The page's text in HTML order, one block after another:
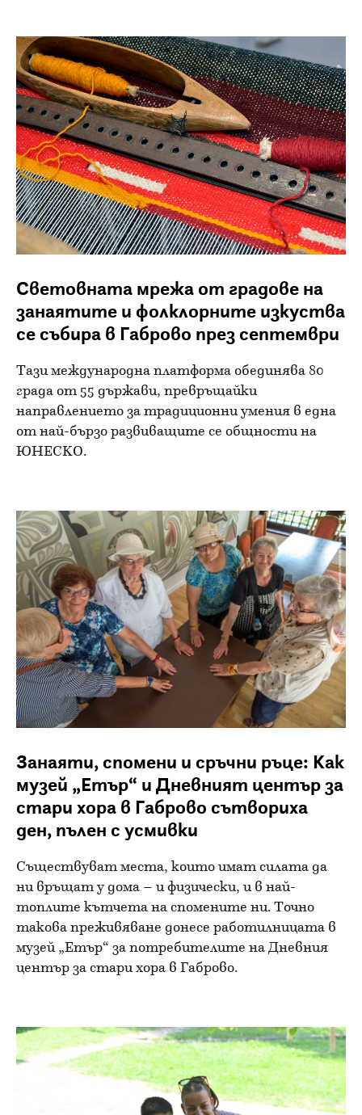
Световната мрежа от градове на
занаятите и фолклорните изкуства
се събира в Габрово през септември
Тази международна платформа обединява 80
града от 55 държави, превръщайки
направлението за традиционни умения в една
от най-бързо развиващите се общности на
ЮНЕСКО.
Занаяти, спомени и сръчни ръце: Как
музей „Етър“ и Дневният център за
стари хора в Габрово сътвориха
ден, пълен с усмивки
Съществуват места, които имат силата да
ни връщат у дома – и физически, и в най-
топлите кътчета на спомените ни. Точно
такова преживяване донесе работилницата в
музей „Етър“ за потребителите на Дневния
център за стари хора в Габрово.